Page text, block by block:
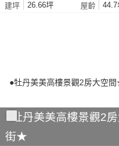
建坪 26.66坪 屋齡 44.7
●牡丹美美高樓景觀2
街★